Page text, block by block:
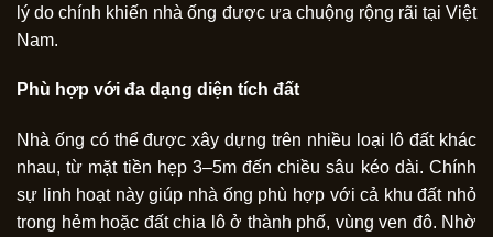
lý do chính khiến nhà ống được ưa chuộng rộng rãi tại Việt
Nam.
Phù hợp với đa dạng diện tích đất
Nhà ống có thể được xây dựng trên nhiều loại lô đất khác
nhau, từ mặt tiền hẹp 3–5m đến chiều sâu kéo dài. Chính
sự linh hoạt này giúp nhà ống phù hợp với cả khu đất nhỏ
trong hẻm hoặc đất chia lô ở thành phố, vùng ven đô. Nhờ